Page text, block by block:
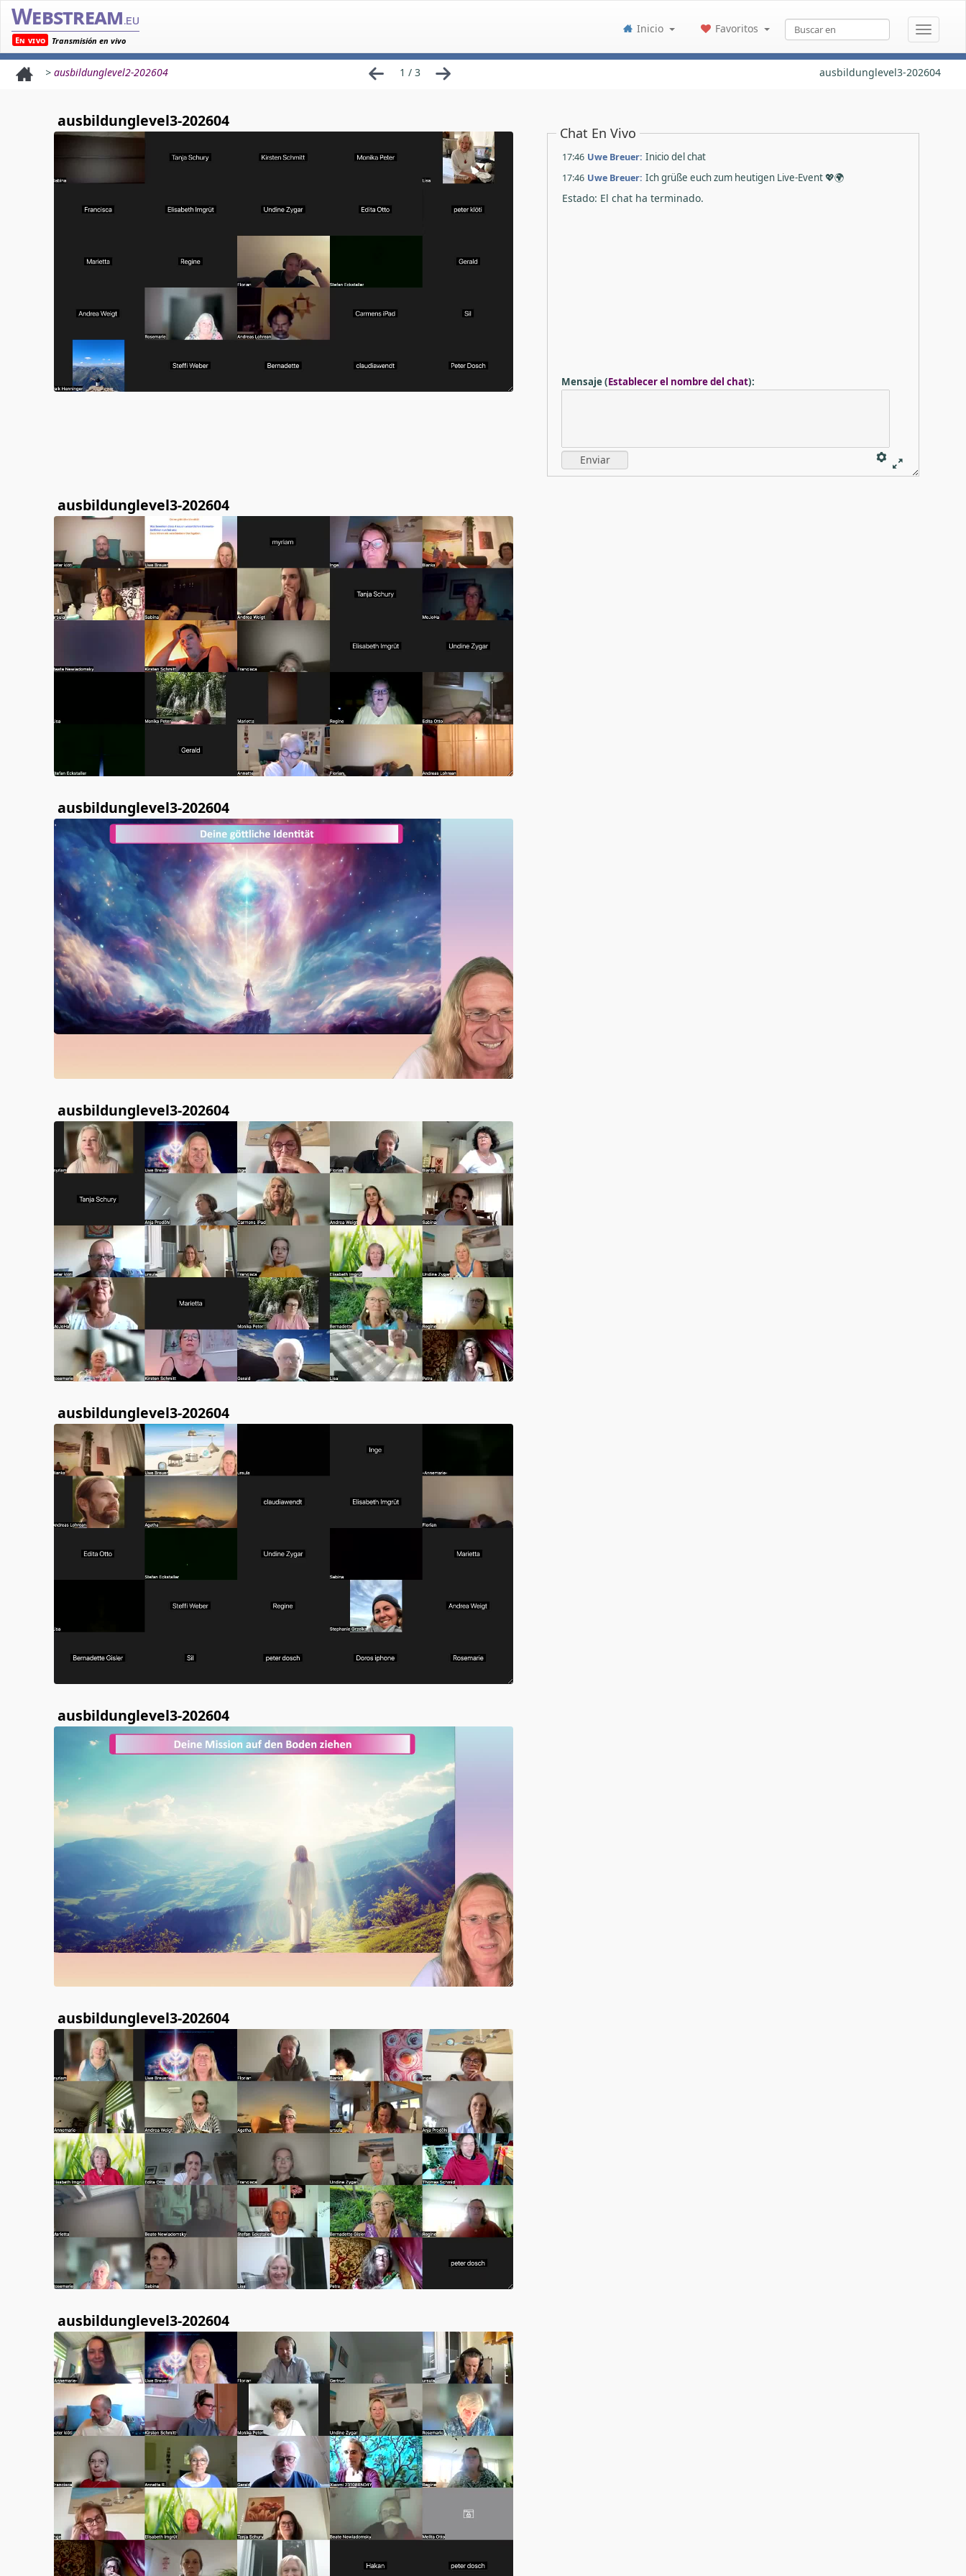
Webstream.eu
En vivo Transmisión en vivo
Inicio Favoritos
> ausbildunglevel2-202604 1 / 3 ausbildunglevel3-202604
ausbildunglevel3-202604
Chat En Vivo
17:46 Uwe Breuer: Inicio del chat
17:46 Uwe Breuer: Ich grüße euch zum heutigen Live-Event 💖🌍
Estado: El chat ha terminado.
Mensaje(Establecer el nombre del chat):
ausbildunglevel3-202604
ausbildunglevel3-202604
ausbildunglevel3-202604
ausbildunglevel3-202604
ausbildunglevel3-202604
ausbildunglevel3-202604
ausbildunglevel3-202604